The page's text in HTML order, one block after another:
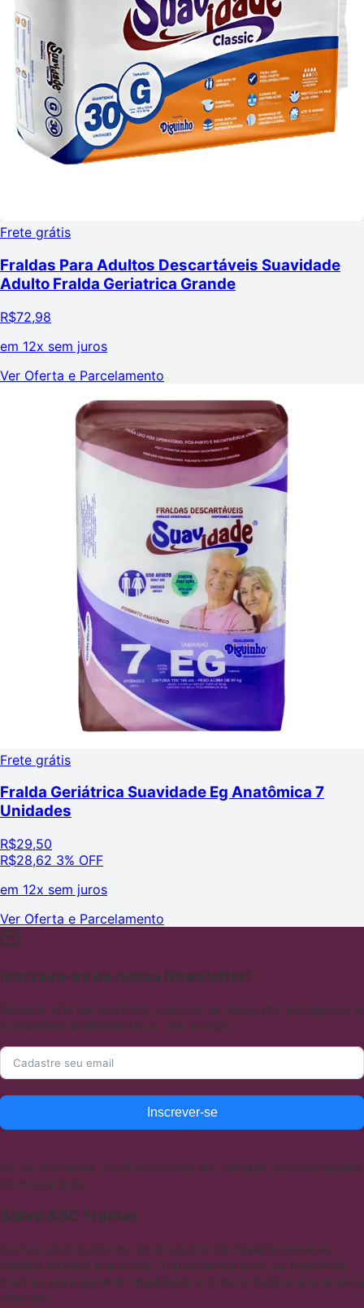
Frete grátis
Fraldas Para Adultos Descartáveis Suavidade
Adulto Fralda Geriatrica Grande
R$72,98
em 12x sem juros
Ver Oferta e Parcelamento
Frete grátis
Fralda Geriátrica Suavidade Eg Anatômica 7
Unidades
R$29,50
R$28,62 3% OFF
em 12x sem juros
Ver Oferta e Parcelamento
Inscreva-se na nossa Newsletter!
Receba ofertas incríveis, cupons de desconto exclusivos e
novidades diretamente no seu e-mail.
Inscrever-se
Ao se inscrever, você concorda em receber comunicações
de nossa loja.
Sobre ABC Fraldas
Somos distribuidores de produtos de higiene pessoal,
fraldas infantis e adultas. Trabalhamos com as melhores
marcas para garantir qualidade e preços justos aos nossos
clientes